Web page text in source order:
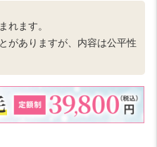
れます。
がありますが、内容は公平性